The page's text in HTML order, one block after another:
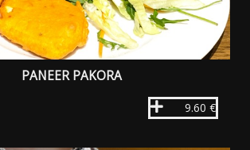
PANEER PAKORA
9.60 €